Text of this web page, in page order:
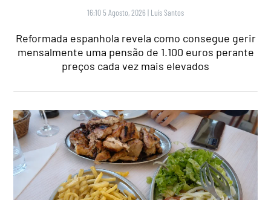
16:10 5 Agosto, 2026 | Luís Santos
Reformada espanhola revela como consegue gerir
mensalmente uma pensão de 1.100 euros perante
preços cada vez mais elevados